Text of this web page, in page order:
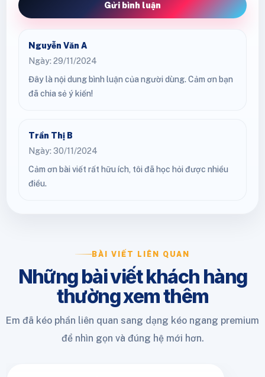
Gửi bình luận
Nguyễn Văn A
Ngày: 29/11/2024
Đây là nội dung bình luận của người dùng. Cảm ơn bạn
đã chia sẻ ý kiến!
Trần Thị B
Ngày: 30/11/2024
Cảm ơn bài viết rất hữu ích, tôi đã học hỏi được nhiều
điều.
BÀI VIẾT LIÊN QUAN
Những bài viết khách hàng
thường xem thêm
Em đã kéo phần liên quan sang dạng kéo ngang premium
để nhìn gọn và đúng hệ mới hơn.